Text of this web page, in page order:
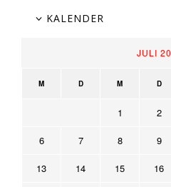
KALENDER
JULI
M D M D
1 2
6 7 8 9
13 14 15 16